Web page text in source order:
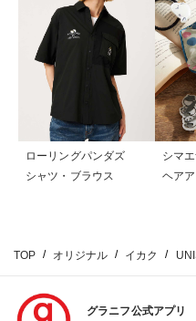
ローリングパンダズ
シャツ・ブラウス
シマ
ヘア
TOP オリジナル イカク
グラニフ公式アプリ